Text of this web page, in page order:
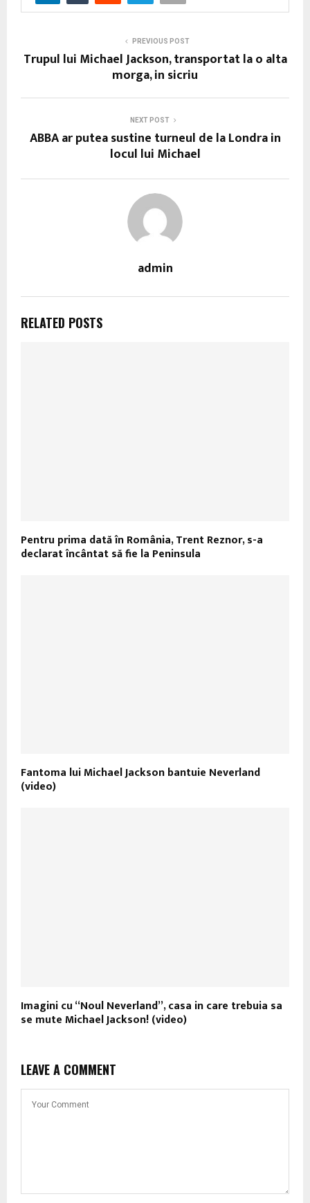
PREVIOUS POST
Trupul lui Michael Jackson, transportat la o alta
morga, in sicriu
NEXT POST
ABBA ar putea sustine turneul de la Londra in
locul lui Michael
admin
RELATED POSTS
Pentru prima dată în România, Trent Reznor, s-a
declarat încântat să fie la Peninsula
Fantoma lui Michael Jackson bantuie Neverland
(video)
Imagini cu “Noul Neverland”, casa in care trebuia sa
se mute Michael Jackson! (video)
LEAVE A COMMENT